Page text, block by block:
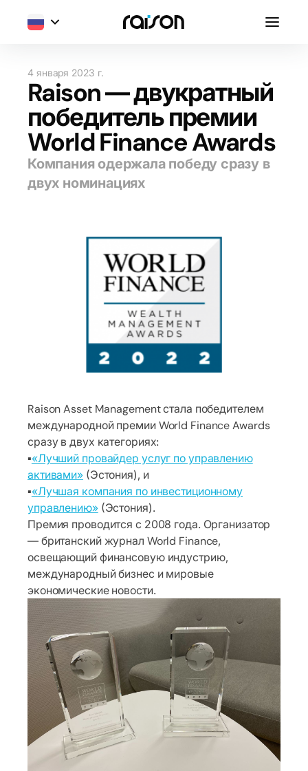
4 января 2023 г.
Raison — двукратный
победитель премии
World Finance Awards
Компания одержала победу сразу в
двух номинациях
Raison Asset Management стала победителем
международной премии World Finance Awards
сразу в двух категориях:
▪️«Лучший провайдер услуг по управлению
активами» (Эстония), и
▪️«Лучшая компания по инвестиционному
управлению»(Эстония).
Премия проводится с 2008 года. Организатор
— британский журнал World Finance,
освещающий финансовую индустрию,
международный бизнес и мировые
экономические новости.